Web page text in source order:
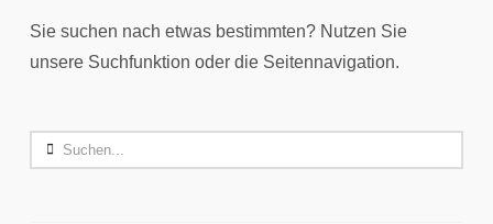
Sie suchen nach etwas bestimmten? Nutzen Sie
unsere Suchfunktion oder die Seitennavigation.
Search